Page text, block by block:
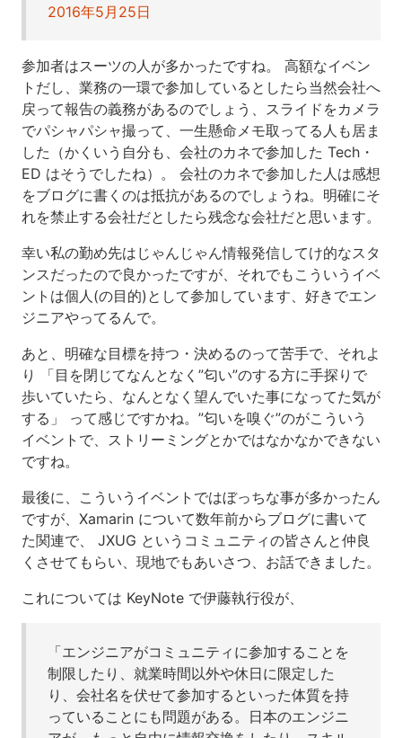
2016年5月25日
参加者はスーツの人が多かったですね。 高額なイベン
トだし、業務の一環で参加しているとしたら当然会社へ
戻って報告の義務があるのでしょう、スライドをカメラ
でパシャパシャ撮って、一生懸命メモ取ってる人も居ま
した（かくいう自分も、会社のカネで参加した Tech・
ED はそうでしたね）。 会社のカネで参加した人は感想
をブログに書くのは抵抗があるのでしょうね。明確にそ
れを禁止する会社だとしたら残念な会社だと思います。
幸い私の勤め先はじゃんじゃん情報発信してけ的なスタ
ンスだったので良かったですが、それでもこういうイベ
ントは個人(の目的)として参加しています、好きでエン
ジニアやってるんで。
あと、明確な目標を持つ・決めるのって苦手で、それよ
り 「目を閉じてなんとなく”匂い”のする方に手探りで
歩いていたら、なんとなく望んでいた事になってた気が
する」 って感じですかね。”匂いを嗅ぐ”のがこういう
イベントで、ストリーミングとかではなかなかできない
ですね。
最後に、こういうイベントではぼっちな事が多かったん
ですが、Xamarin について数年前からブログに書いて
た関連で、 JXUG というコミュニティの皆さんと仲良
くさせてもらい、現地でもあいさつ、お話できました。
これについては KeyNote で伊藤執行役が、
「エンジニアがコミュニティに参加することを
制限したり、就業時間以外や休日に限定した
り、会社名を伏せて参加するといった体質を持
っていることにも問題がある。日本のエンジニ